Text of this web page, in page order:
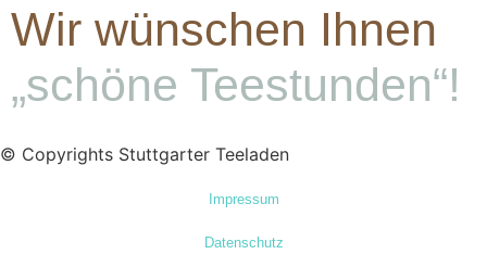
Wir wünschen Ihnen
„schöne Teestunden“!
© Copyrights Stuttgarter Teeladen
Impressum
Datenschutz